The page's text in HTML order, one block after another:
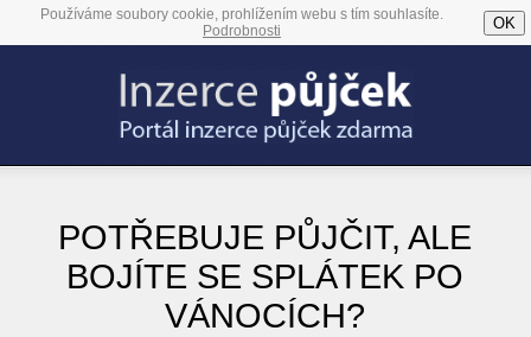
Používáme soubory cookie, prohlížením webu s tím souhlasíte.
Podrobnosti
OK
POTŘEBUJE PŮJČIT, ALE
BOJÍTE SE SPLÁTEK PO
VÁNOCÍCH?